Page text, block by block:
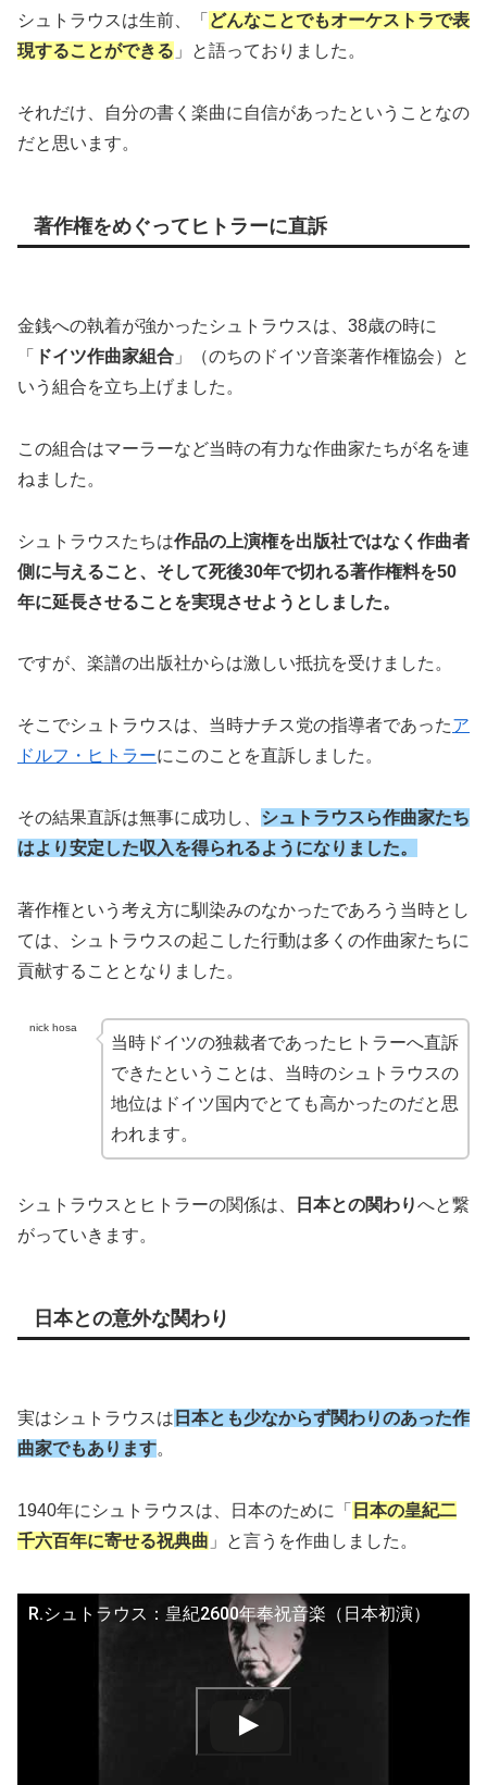
シュトラウスは生前、「 どんなことでもオーケストラで表
現することができる 」と語っておりました。
それだけ、自分の書く楽曲に自信があったということなの
だと思います。
著作権をめぐってヒトラーに直訴
金銭への執着が強かったシュトラウスは、38歳の時に
「
ドイツ作曲家組合 」（のちのドイツ音楽著作権協会）と
いう組合を立ち上げました。
この組合はマーラーなど当時の有力な作曲家たちが名を連
ねました。
シュトラウスたちは作品の上演権を出版社ではなく作曲者
側に与えること、そして死後30年で切れる著作権料を50
年に延長させることを実現させようとしました。
ですが、楽譜の出版社からは激しい抵抗を受けました。
そこでシュトラウスは、当時ナチス党の指導者であったア
ドルフ・ヒトラーにこのことを直訴しました。
その結果直訴は無事に成功し、 シュトラウスら作曲家たち
はより安定した収入を得られるようになりました。
著作権という考え方に馴染みのなかったであろう当時とし
ては、シュトラウスの起こした行動は多くの作曲家たちに
貢献することとなりました。
nick hosa
当時ドイツの独裁者であったヒトラーへ直訴
できたということは、当時のシュトラウスの
地位はドイツ国内でとても高かったのだと思
われます。
シュトラウスとヒトラーの関係は、 日本との関わりへと繋
がっていきます。
日本との意外な関わり
実はシュトラウスは 日本とも少なからず関わりのあった作
曲家でもあります。
1940年にシュトラウスは、日本のために「 日本の皇紀二
千六百年に寄せる祝典曲 」と言うを作曲しました。
R.シュトラウス：皇紀2600年奉祝音楽（日本初演）